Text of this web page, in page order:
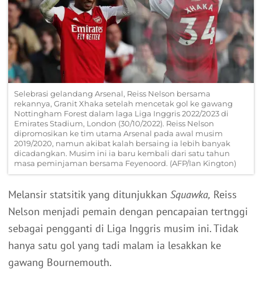
Selebrasi gelandang Arsenal, Reiss Nelson bersama
rekannya, Granit Xhaka setelah mencetak gol ke gawang
Nottingham Forest dalam laga Liga Inggris 2022/2023 di
Emirates Stadium, London (30/10/2022). Reiss Nelson
dipromosikan ke tim utama Arsenal pada awal musim
2019/2020, namun akibat kalah bersaing ia lebih banyak
dicadangkan. Musim ini ia baru kembali dari satu tahun
masa peminjaman bersama Feyenoord. (AFP/Ian Kington)
Melansir statsitik yang ditunjukkan Squawka, Reiss
Nelson menjadi pemain dengan pencapaian tertnggi
sebagai pengganti di Liga Inggris musim ini. Tidak
hanya satu gol yang tadi malam ia lesakkan ke
gawang Bournemouth.